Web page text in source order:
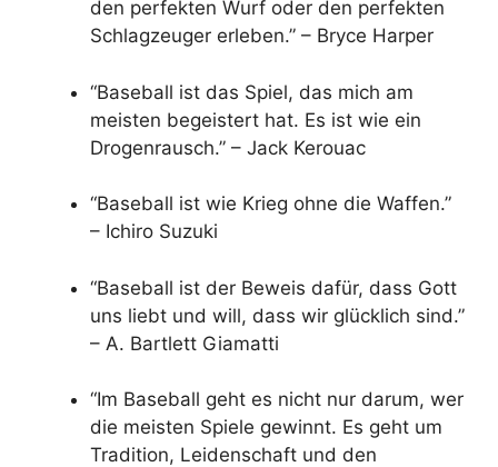
den perfekten Wurf oder den perfekten
Schlagzeuger erleben.” – Bryce Harper
“Baseball ist das Spiel, das mich am
meisten begeistert hat. Es ist wie ein
Drogenrausch.” – Jack Kerouac
“Baseball ist wie Krieg ohne die Waffen.”
– Ichiro Suzuki
“Baseball ist der Beweis dafür, dass Gott
uns liebt und will, dass wir glücklich sind.”
– A. Bartlett Giamatti
“Im Baseball geht es nicht nur darum, wer
die meisten Spiele gewinnt. Es geht um
Tradition, Leidenschaft und den